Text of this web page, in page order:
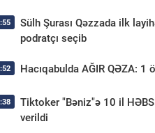
Sülh Şurası Qəzzada ilk
podratçı seçib
Hacıqabulda AĞIR QƏZA: 1
Tiktoker "Bəniz"ə 10 il
verildi